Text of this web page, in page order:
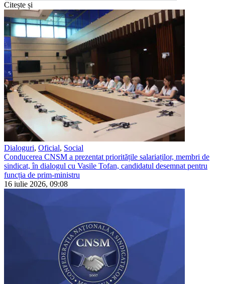
Citește și
Dialoguri, Oficial, Social
Conducerea CNSM a prezentat prioritățile salariaților, membri de
sindicat, în dialogul cu Vasile Tofan, candidatul desemnat pentru
funcția de prim-ministru
16 iulie 2026, 09:08